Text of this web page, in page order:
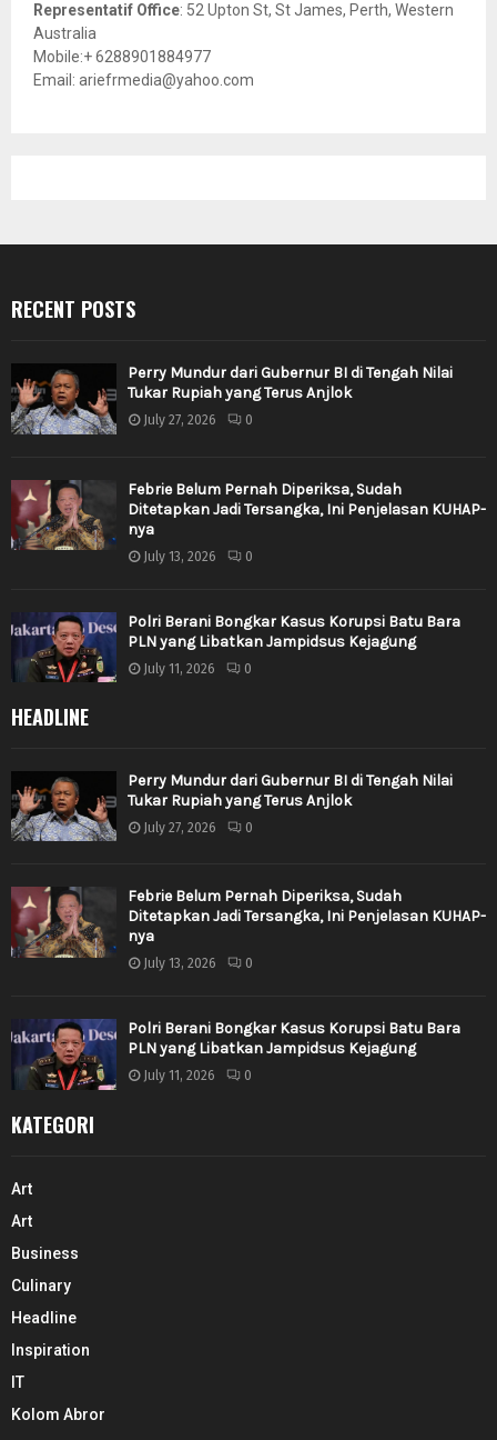
Representatif Office: 52 Upton St, St James, Perth, Western
Australia
Mobile:+ 6288901884977
Email: ariefrmedia@yahoo.com
RECENT POSTS
Perry Mundur dari Gubernur BI di Tengah Nilai
Tukar Rupiah yang Terus Anjlok
July 27, 2026 0
Febrie Belum Pernah Diperiksa, Sudah
Ditetapkan Jadi Tersangka, Ini Penjelasan KUHAP-
nya
July 13, 2026 0
Polri Berani Bongkar Kasus Korupsi Batu Bara
PLN yang Libatkan Jampidsus Kejagung
July 11, 2026 0
HEADLINE
Perry Mundur dari Gubernur BI di Tengah Nilai
Tukar Rupiah yang Terus Anjlok
July 27, 2026 0
Febrie Belum Pernah Diperiksa, Sudah
Ditetapkan Jadi Tersangka, Ini Penjelasan KUHAP-
nya
July 13, 2026 0
Polri Berani Bongkar Kasus Korupsi Batu Bara
PLN yang Libatkan Jampidsus Kejagung
July 11, 2026 0
KATEGORI
Art
Art
Business
Culinary
Headline
Inspiration
IT
Kolom Abror